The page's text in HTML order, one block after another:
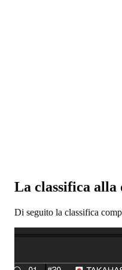
La classifica alla
Di seguito la classifica